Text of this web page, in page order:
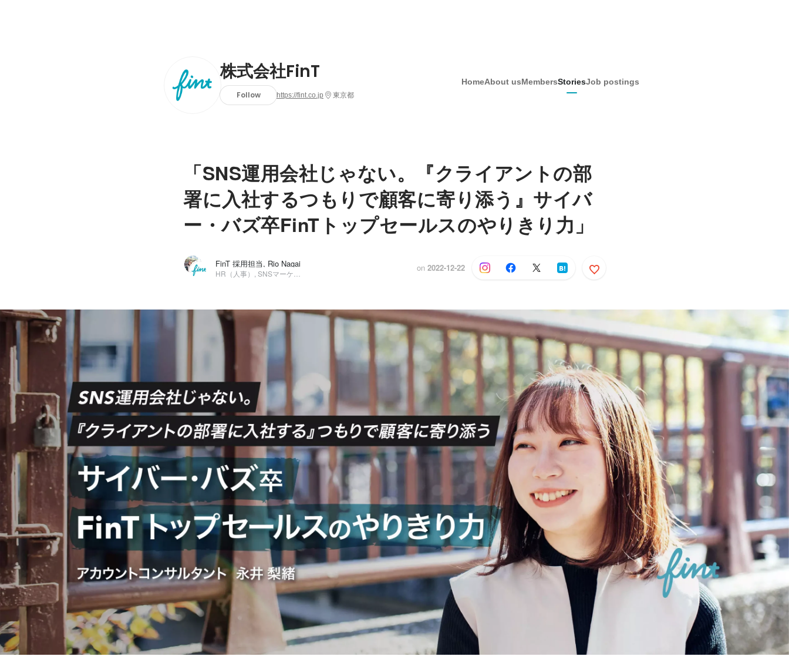
株式会社FinT
Follow https://fint.co.jp 東京都
HomeAbout usMembersStoriesJob postings
「SNS運用会社じゃない。『クライアントの部
署に入社するつもりで顧客に寄り添う』サイバ
ー・バズ卒FinTトップセールスのやりきり力」
FinT 採用担当, Rio Nagai on 2022-12-22
FinT 採用担当
株式会社FinT / HR（人事）